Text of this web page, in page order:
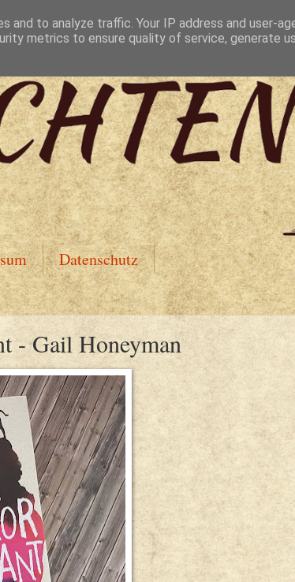
Datenschutz
- Gail Honeyman
to analyze traffic. Your IP address and user-
metrics to ensure quality of service, generate